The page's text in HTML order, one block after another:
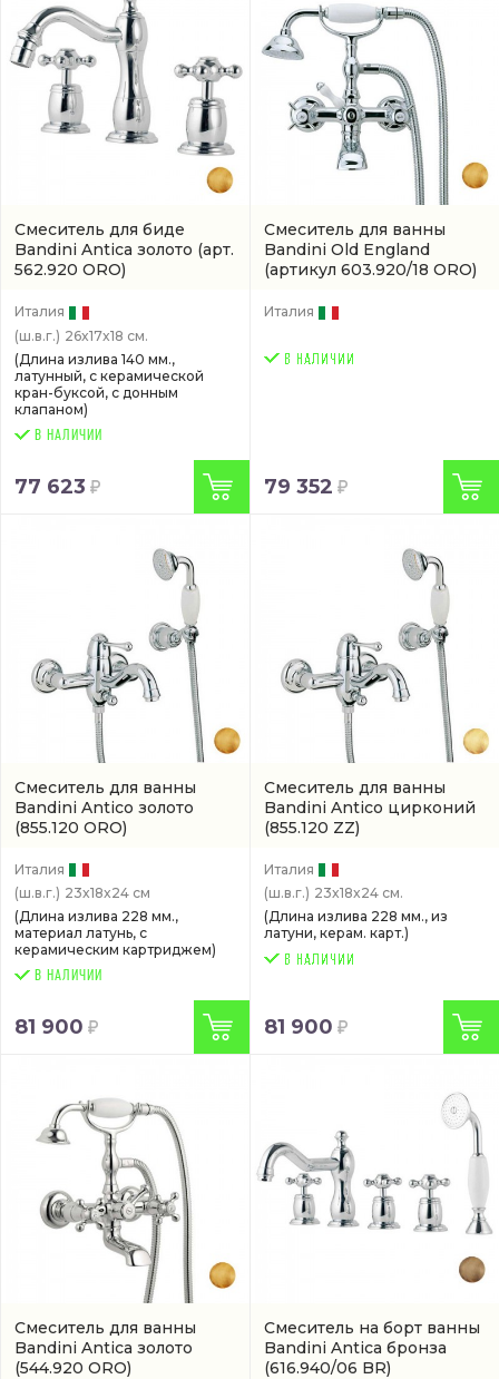
Смеситель для биде
Bandini Antica золото (арт.
562.920 ORO)
Италия
(ш.в.г.) 26x17x18 см.
(Длина излива 140 мм.,
латунный, с керамической
кран-буксой, с донным
клапаном)
В НАЛИЧИИ
77 623
Смеситель для ванны
Bandini Old England
(артикул 603.920/18 ORO)
Италия
79 352
Смеситель для ванны
Bandini Antico золото
(855.120 ORO)
Италия
(ш.в.г.) 23x18x24 см
(Длина излива 228 мм.,
материал латунь, с
керамическим картриджем)
В НАЛИЧИИ
81 900
Смеситель для ванны
Bandini Antico цирконий
(855.120 ZZ)
Италия
(ш.в.г.) 23x18x24 см.
(Длина излива 228 мм., из
латуни, керам. карт.)
81 900
Смеситель для ванны
Bandini Antica золото
(544.920 ORO)
Смеситель на борт ванны
Bandini Antica бронза
(616.940/06 BR)